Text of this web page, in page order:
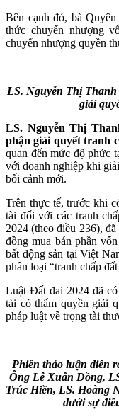
Bên cạnh đó, bà
thức chuyển nhượng
chuyển nhượng quyền
LS. Nguyễn Thị
giải
LS. Nguyễn Thị
phận giải quyết tranh
quan đến mức độ phức
với doanh nghiệp khi
bối cảnh mới​.
Trên thực tế, trước khi
tài đối với các tranh
2024 (theo điều 236),
đồng mua bán phần
bất động sản tại Việt
phân loại “tranh chấp
Luật Đất đai 2024 đã
tài có thẩm quyền giải
pháp luật về trọng tài
Phiên thảo luận diễn
Ông Lê Xuân Đồng,
Trúc Hiền, LS. Hoàng
dưới sự